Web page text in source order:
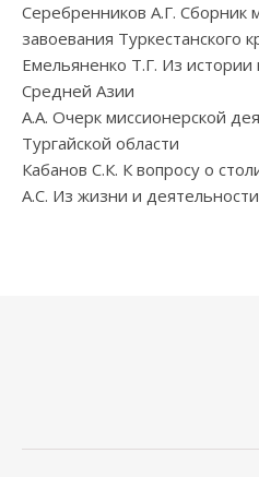
Серебренников А.Г. Сборник
завоевания Туркестанского
Емельяненко Т.Г. Из истории
Средней Азии
А.А. Очерк миссионерской
Тургайской области
Кабанов С.К. К вопросу о
А.С. Из жизни и